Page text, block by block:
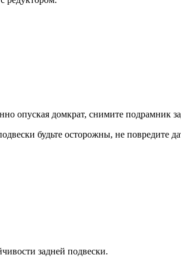
опуская домкрат, сни­мите подрамник
будьте осторожны, не повредите
задней подвески.